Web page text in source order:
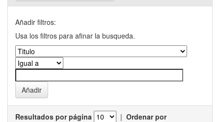
Añadir filtros:
Usa los filtros para afinar la busqueda.
Resultados por página | Ordenar por